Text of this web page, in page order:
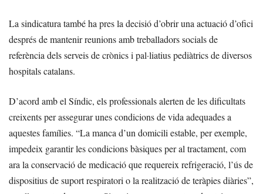
La sindicatura també ha pres la decisió d’obrir una actuació d’ofici
després de mantenir reunions amb treballadors socials de
referència dels serveis de crònics i pal·liatius pediàtrics de diversos
hospitals catalans.
D’acord amb el Síndic, els professionals alerten de les dificultats
creixents per assegurar unes condicions de vida adequades a
aquestes famílies. “La manca d’un domicili estable, per exemple,
impedeix garantir les condicions bàsiques per al tractament, com
ara la conservació de medicació que requereix refrigeració, l’ús de
dispositius de suport respiratori o la realització de teràpies diàries”,